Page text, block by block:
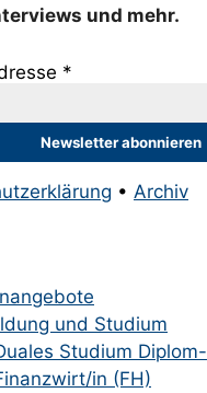
und mehr.
*
• Archiv
und Studium
Studium Diplom-
in (FH)